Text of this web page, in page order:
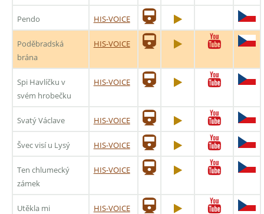
Pendo HIS-VOICE
Poděbradská
brána
HIS-VOICE
Spi Havlíčku v
svém hrobečku
HIS-VOICE
Svatý Václave HIS-VOICE
Švec visí u Lysý HIS-VOICE
Ten chlumecký
zámek
HIS-VOICE
Utěkla mi
HIS-VOICE